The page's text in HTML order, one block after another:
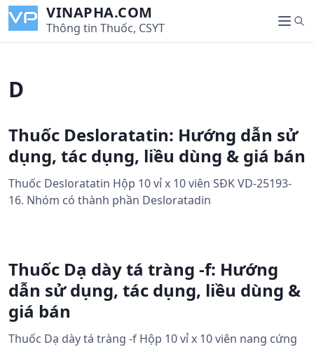
i
VINAPHA.COM
Thông tin Thuốc, CSYT
M
e
S
e
D
Thuốc Desloratatin: Hướng dẫn sử
dụng, tác dụng, liều dùng & giá bán
Thuốc Desloratatin Hộp 10 vỉ x 10 viên SĐK VD-25193-
16. Nhóm có thành phần Desloratadin
Thuốc Dạ dày tá tràng -f: Hướng
dẫn sử dụng, tác dụng, liều dùng &
giá bán
Thuốc Dạ dày tá tràng -f Hộp 10 vỉ x 10 viên nang cứng